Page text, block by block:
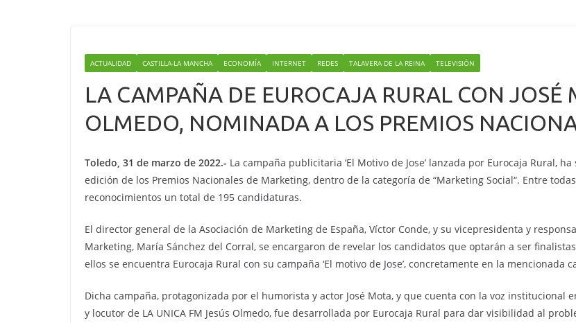
ACTUALIDAD CASTILLA-LA MANCHA ECONOMÍA INTERNET REDES TALAVERA DE LA REINA TELEVISIÓN
LA CAMPAÑA DE EUROCAJA RURAL CON JOSÉ
OLMEDO, NOMINADA A LOS PREMIOS
Toledo, 31 de marzo de 2022.- La campaña publicitaria ‘El Motivo de Jose’ lanzada por Eurocaja Rural,
edición de los Premios Nacionales de Marketing, dentro de la categoría de “Marketing Social“. Entre
reconocimientos un total de 195 candidaturas.
El director general de la Asociación de Marketing de España, Víctor Conde, y su vicepresidenta y
Marketing, María Sánchez del Corral, se encargaron de revelar los candidatos que optarán a ser
ellos se encuentra Eurocaja Rural con su campaña ‘El motivo de Jose’, concretamente en la mencionada
Dicha campaña, protagonizada por el humorista y actor José Mota, y que cuenta con la voz
y locutor de LA UNICA FM Jesús Olmedo, fue desarrollada por Eurocaja Rural para dar visibilidad al